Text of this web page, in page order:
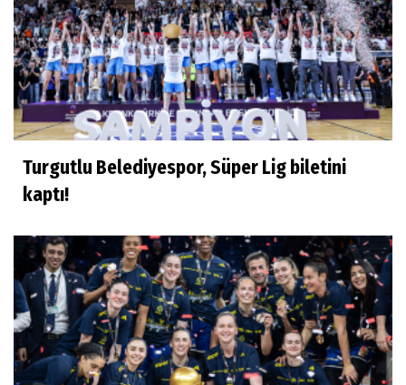
Turgutlu Belediyespor, Süper Lig biletini
kaptı!